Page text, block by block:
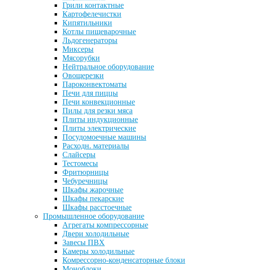
Грили контактные
Картофелечистки
Кипятильники
Котлы пищеварочные
Льдогенераторы
Миксеры
Мясорубки
Нейтральное оборудование
Овощерезки
Пароконвектоматы
Печи для пиццы
Печи конвекционные
Пилы для резки мяса
Плиты индукционные
Плиты электрические
Посудомоечные машины
Расходн. материалы
Слайсеры
Тестомесы
Фритюрницы
Чебуречницы
Шкафы жарочные
Шкафы пекарские
Шкафы расстоечные
Промышленное оборудование
Агрегаты компрессорные
Двери холодильные
Завесы ПВХ
Камеры холодильные
Комрессорно-конденсаторные блоки